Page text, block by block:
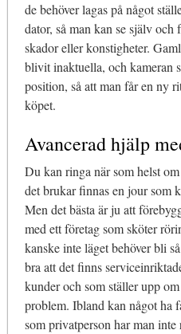
de behöver lagas på något
dator, så man kan se själv och
skador eller konstigheter.
blivit inaktuella, och kameran
position, så att man får en ny
köpet.
Avancerad hjälp
Du kan ringa när som helst
det brukar finnas en jour som
Men det bästa är ju att
med ett företag som sköter
kanske inte läget behöver bli
bra att det finns
kunder och som ställer upp
problem. Ibland kan något ha
som privatperson har man